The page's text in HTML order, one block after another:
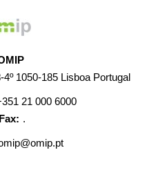
1050-185 Lisboa Portugal
21 000 6000
Fax: .